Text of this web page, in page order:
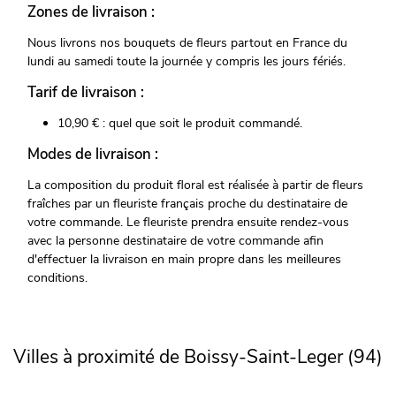
Zones de livraison :
Nous livrons nos bouquets de fleurs partout en France du
lundi au samedi toute la journée y compris les jours fériés.
Tarif de livraison :
10,90 € : quel que soit le produit commandé.
Modes de livraison :
La composition du produit floral est réalisée à partir de fleurs
fraîches par un fleuriste français proche du destinataire de
votre commande. Le fleuriste prendra ensuite rendez-vous
avec la personne destinataire de votre commande afin
d'effectuer la livraison en main propre dans les meilleures
conditions.
Villes à proximité de Boissy-Saint-Leger (94)